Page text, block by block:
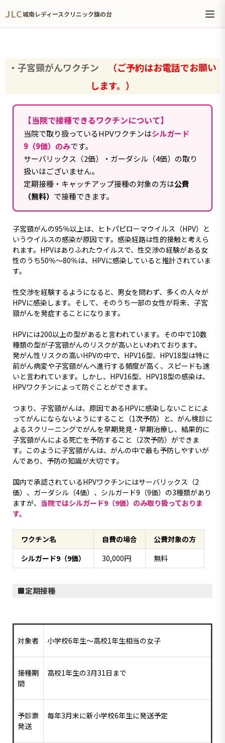
JLC城南レディースクリニック旗の台
・子宮頸がんワクチン
（ご予約はお電話でお願い
します。）
【当院で接種できるワクチンについて】
当院で取り扱っているHPVワクチンはシルガード
9（9価）のみです。
サーバリックス（2価）・ガーダシル（4価）の取り
扱いはございません。
定期接種・キャッチアップ接種の対象の方は公費
（無料） で接種できます。
子宮頸がんの95％以上は、ヒトパピローマウイルス（HPV）と
いうウイルスの感染が原因です。感染経路は性的接触と考えら
れます。HPVはありふれたウイルスで、性交渉の経験がある女
性のうち50％～80％は、HPVに感染していると推計されていま
す。
性交渉を経験するようになると、男女を問わず、多くの人々が
HPVに感染します。そして、そのうち一部の女性が将来、子宮
頸がんを発症することになります。
HPVには200以上の型があると言われています。その中で10数
種類の型が子宮頸がんのリスクが高いといわれております。
発がん性リスクの高いHPVの中で、HPV16型、HPV18型は特に
前がん病変や子宮頸がんへ進行する頻度が高く、スピードも速
いと言われています。しかし、HPV16型、HPV18型の感染は、
HPVワクチンによって防ぐことができます。
つまり、子宮頸がんは、原因であるHPVに感染しないことによ
ってがんにならないようにすること（1次予防）と、がん検診に
よるスクリーニングでがんを早期発見・早期治療し、結果的に
子宮頸がんによる死亡を予防すること（2次予防）ができま
す。このように子宮頸がんは、がんの中で最も予防しやすいが
んであり、予防の知識が大切です。
国内で承認されているHPVワクチンにはサーバリックス（2
価）、ガーダシル（4価）、シルガード9（9価）の3種類があり
ますが、 当院ではシルガード9（9価）のみ取り扱っておりま
す。
ワクチン名 自費の場合
公費対象の方
シルガード9（9価）
30,000円 無料
定期接種
対象者 小学校6年生〜高校1年生相当の女子
接種期
間
高校1年生の3月31日まで
予診票
発送
毎年3月末に新小学校6年生に発送予定